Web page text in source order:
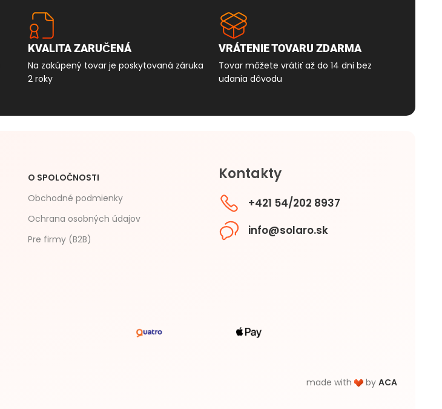
KVALITA ZARUČENÁ
Na zakúpený tovar je poskytovaná záruka
2 roky
VRÁTENIE TOVARU ZDARMA
Tovar môžete vrátiť až do 14 dni bez
udania dôvodu
O SPOLOČNOSTI
Obchodné podmienky
Ochrana osobných údajov
Pre firmy (B2B)
Kontakty
+421 54/202 8937
info@solaro.sk
made with by ACA